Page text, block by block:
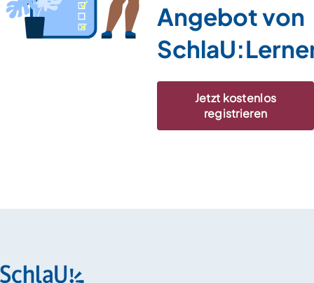
Angebot von
Jetzt kostenlos
registrieren